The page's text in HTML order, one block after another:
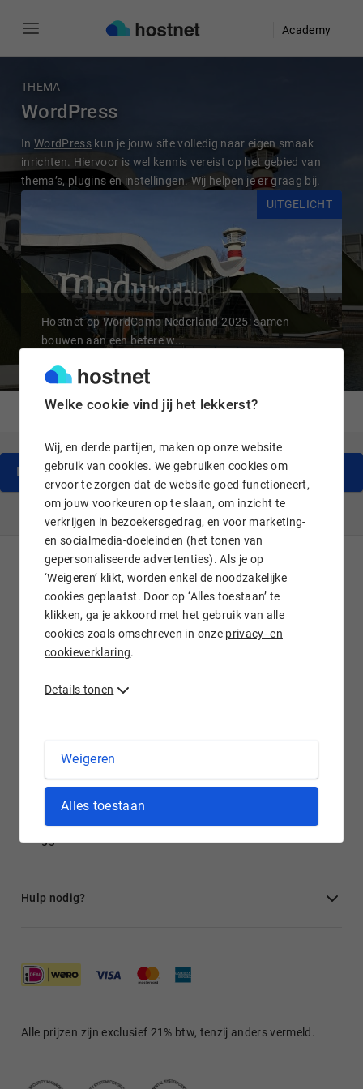
Welke cookie vind jij het lekkerst?
Wij, en derde partijen, maken op onze website
gebruik van cookies. We gebruiken cookies om
ervoor te zorgen dat de website goed functioneert,
om jouw voorkeuren op te slaan, om inzicht te
verkrijgen in bezoekersgedrag, en voor marketing-
en socialmedia-doeleinden (het tonen van
gepersonaliseerde advertenties). Als je op
‘Weigeren’ klikt, worden enkel de noodzakelijke
cookies geplaatst. Door op ‘Alles toestaan’ te
klikken, ga je akkoord met het gebruik van alle
cookies zoals omschreven in onze privacy- en
cookieverklaring.
Details tonen
Weigeren
Alles toestaan
Academy
THEMA
WordPress
InWordPress kun je jouw site volledig naar eigen smaak
inrichten. Hiervoor is wel kennis vereist op het gebied van
thema’s, plugins en instellingen. Wij helpen je er graag bij.
UITGELICHT
Hostnet op WordCamp Nederland 2025: samen
bouwen aan een betere w...
Filter resultaten op:
Laad meer artikelen
Algemene voorwaarden
Privacy en cookies
Sitemap
Herroepingsrecht Copyright
Algemeen
Inloggen
Hulp nodig?
Alle prijzen zijn exclusief 21% btw, tenzij anders vermeld.